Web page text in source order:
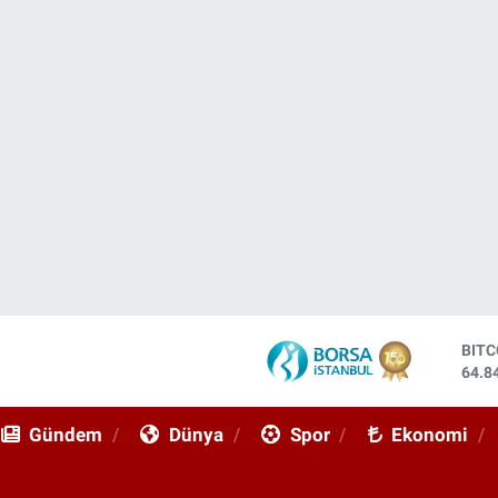
Gündem Dünya Spor Ekonomi